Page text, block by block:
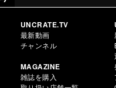
UNCRATE.TV
最新動画
チャンネル
MAGAZINE
雑誌を購入